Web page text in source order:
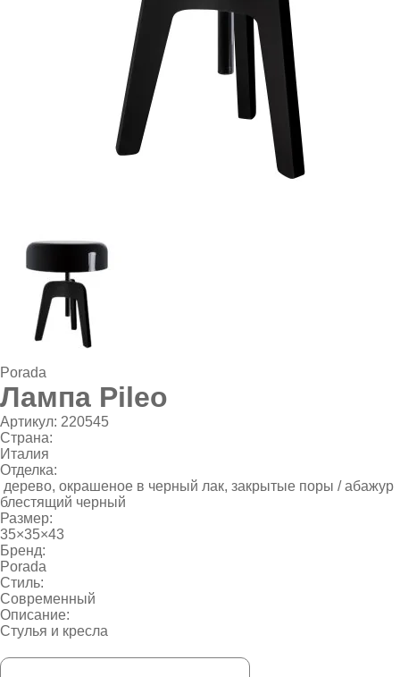
Porada
Лампа Pileo
Артикул: 220545
Страна:
Италия
Отделка:
дерево, окрашеное в черный лак, закрытые поры / абажур
блестящий черный
Размер:
35×35×43
Бренд:
Porada
Стиль:
Современный
Описание:
Стулья и кресла